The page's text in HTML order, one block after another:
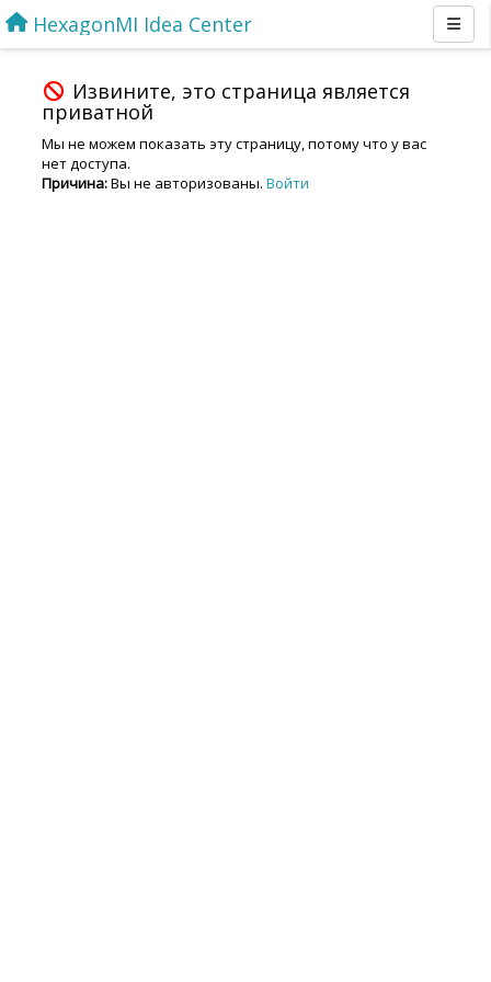
HexagonMI Idea Center
Извините, это страница является
приватной
Мы не можем показать эту страницу, потому что у вас
нет доступа.
Причина:Вы не авторизованы. Войти